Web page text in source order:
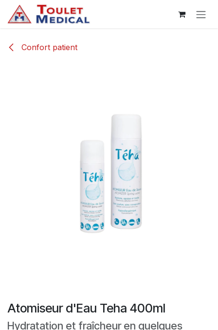
Se rendre au contenu
Confort patient
Atomiseur d'Eau Teha 400ml
Hydratation et fraîcheur en quelques